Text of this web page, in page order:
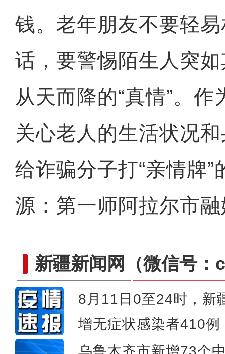
钱。老年朋友不要轻易
话，要警惕陌生人突如
从天而降的“真情”。
关心老人的生活状况
给诈骗分子打“亲情牌”
源：第一师阿拉尔市
新疆新闻网 （微信号
8月11日0至24时，新
增无症状感染者410例
乌什县民警提醒您：